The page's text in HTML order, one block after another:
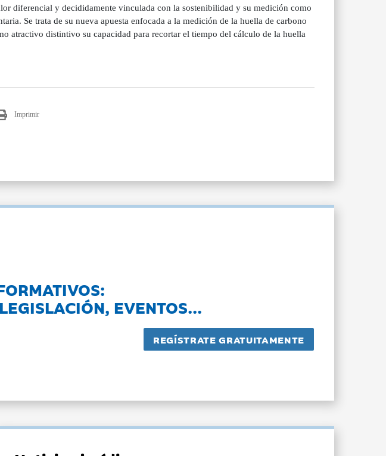
diferencial y decididamente vinculada con la sostenibilidad y su medición como
Se trata de su nueva apuesta enfocada a la medición de la huella de carbono
atractivo distintivo su capacidad para recortar el tiempo del cálculo de la huella
Imprimir
EVENTOS...